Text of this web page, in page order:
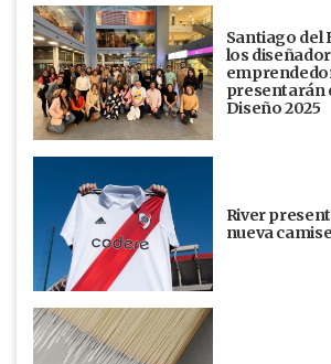
Santiago del
los
presentarán
Diseño 2025
River
nueva